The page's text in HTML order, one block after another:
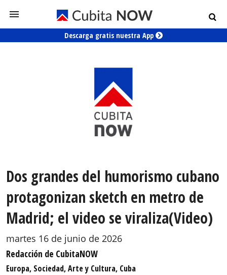
Descarga gratis nuestra App
Dos grandes del humorismo cubano
protagonizan sketch en metro de
Madrid; el video se viraliza(Video)
martes 16 de junio de 2026
Redacción de CubitaNOW
Europa, Sociedad, Arte y Cultura, Cuba